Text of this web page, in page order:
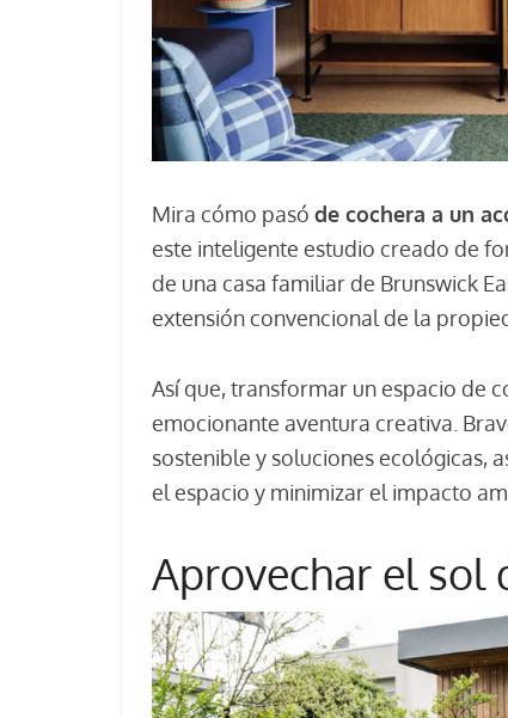
Mira cómo pasó de cochera a un
este inteligente estudio creado de
de una casa familiar de Brunswick
extensión convencional de la
Así que, transformar un espacio de
emocionante aventura creativa.
sostenible y soluciones ecológicas,
el espacio y minimizar el impacto
Aprovechar el sol